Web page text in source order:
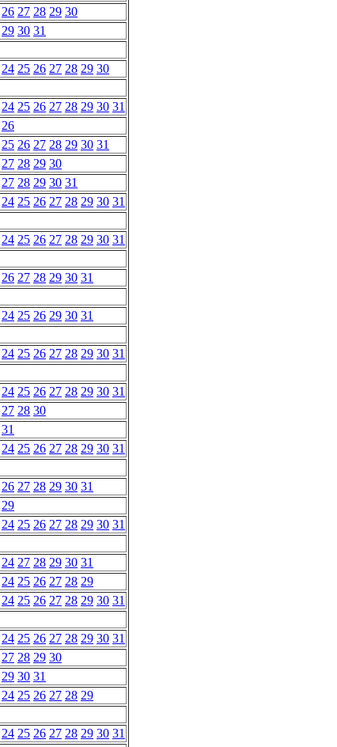
26 27 28 29 30
29 30 31
24 25 26 27 28 29 30
24 25 26 27 28 29 30 31
26
25 26 27 28 29 30 31
27 28 29 30
27 28 29 30 31
24 25 26 27 28 29 30 31
24 25 26 27 28 29 30 31
26 27 28 29 30 31
24 25 26 29 30 31
24 25 26 27 28 29 30 31
24 25 26 27 28 29 30 31
27 28 30
31
24 25 26 27 28 29 30 31
26 27 28 29 30 31
29
24 25 26 27 28 29 30 31
24 27 28 29 30 31
24 25 26 27 28 29
24 25 26 27 28 29 30 31
24 25 26 27 28 29 30 31
27 28 29 30
29 30 31
24 25 26 27 28 29
24 25 26 27 28 29 30 31